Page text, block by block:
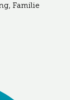
Familie